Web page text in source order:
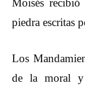
Moisés recibió
piedra escritas
Los
de la moral